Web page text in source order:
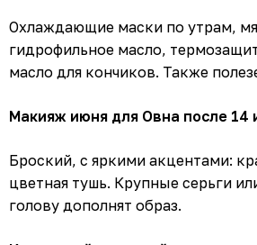
Охлаждающие маски по утрам,
гидрофильное масло,
масло для кончиков. Также
Макияж июня для Овна после 14
Броский, с яркими акцентами:
цветная тушь. Крупные серьги
голову дополнят образ.